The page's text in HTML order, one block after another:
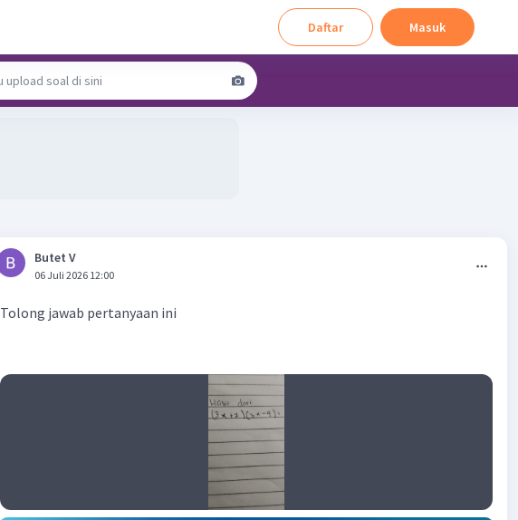
Daftar Masuk
Butet V
06 Juli 2026 12:00
Tolong jawab pertanyaan ini